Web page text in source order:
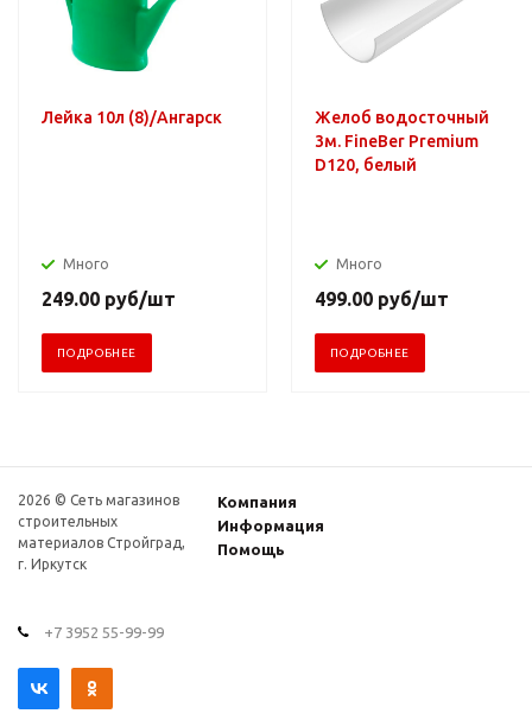
Лейка 10л (8)/Ангарск
Много
249.00 руб/шт
ПОДРОБНЕЕ
Желоб водосточный
3м. FineBer Premium
D120, белый
Много
499.00 руб/шт
ПОДРОБНЕЕ
2026 © Сеть магазинов
строительных
материалов Стройград,
г. Иркутск
Компания
Информация
Помощь
+7 3952 55-99-99